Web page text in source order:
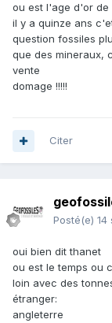
ou est l'age d'or de
il y a quinze ans
question fossiles
que des mineraux,
vente
domage !!!!!
Citer
Posté(e) 14
oui bien dit thanet
ou est le temps ou
loin avec des
étranger:
angleterre